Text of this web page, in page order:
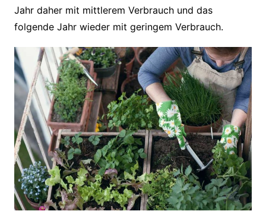
Jahr daher mit mittlerem Verbrauch und das
folgende Jahr wieder mit geringem Verbrauch.